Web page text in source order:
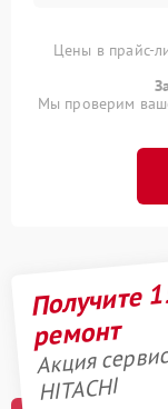
Цены в прайс-
Мы проверим
Получите
ремонт
Акция
HITACHI